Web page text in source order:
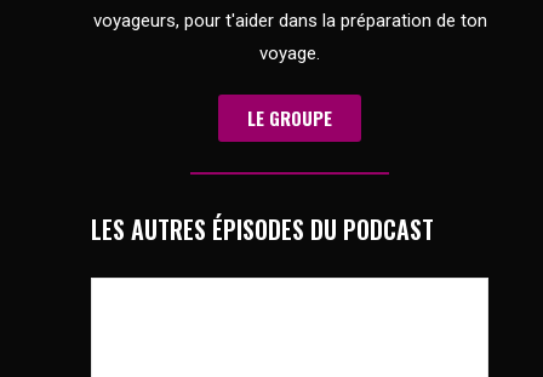
voyageurs, pour t'aider dans la préparation de ton
voyage.
LE GROUPE
LES AUTRES ÉPISODES DU PODCAST